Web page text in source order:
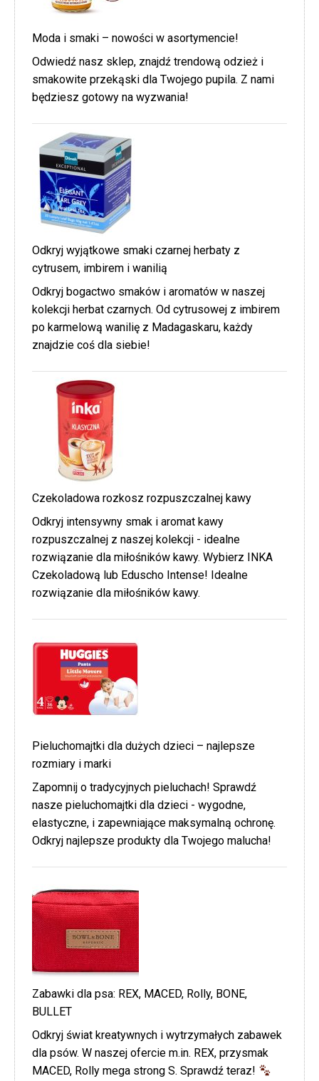
Moda i smaki – nowości w asortymencie!
Odwiedź nasz sklep, znajdź trendową odzież i
smakowite przekąski dla Twojego pupila. Z nami
będziesz gotowy na wyzwania!
Odkryj wyjątkowe smaki czarnej herbaty z
cytrusem, imbirem i wanilią
Odkryj bogactwo smaków i aromatów w naszej
kolekcji herbat czarnych. Od cytrusowej z imbirem
po karmelową wanilię z Madagaskaru, każdy
znajdzie coś dla siebie!
Czekoladowa rozkosz rozpuszczalnej kawy
Odkryj intensywny smak i aromat kawy
rozpuszczalnej z naszej kolekcji - idealne
rozwiązanie dla miłośników kawy. Wybierz INKA
Czekoladową lub Eduscho Intense! Idealne
rozwiązanie dla miłośników kawy.
Pieluchomajtki dla dużych dzieci – najlepsze
rozmiary i marki
Zapomnij o tradycyjnych pieluchach! Sprawdź
nasze pieluchomajtki dla dzieci - wygodne,
elastyczne, i zapewniające maksymalną ochronę.
Odkryj najlepsze produkty dla Twojego malucha!
Zabawki dla psa: REX, MACED, Rolly, BONE,
BULLET
Odkryj świat kreatywnych i wytrzymałych zabawek
dla psów. W naszej ofercie m.in. REX, przysmak
MACED, Rolly mega strong S. Sprawdź teraz!